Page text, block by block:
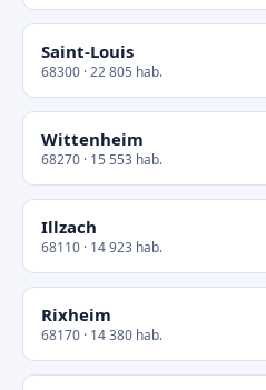
Saint-Louis
68300 · 22 805 hab.
Wittenheim
68270 · 15 553 hab.
Illzach
68110 · 14 923 hab.
Rixheim
68170 · 14 380 hab.